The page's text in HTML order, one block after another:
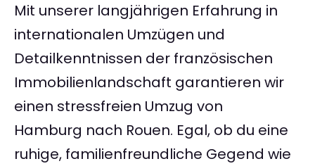
Mit unserer langjährigen Erfahrung in
internationalen Umzügen und
Detailkenntnissen der französischen
Immobilienlandschaft garantieren wir
einen stressfreien Umzug von
Hamburg nach Rouen. Egal, ob du eine
ruhige, familienfreundliche Gegend wie